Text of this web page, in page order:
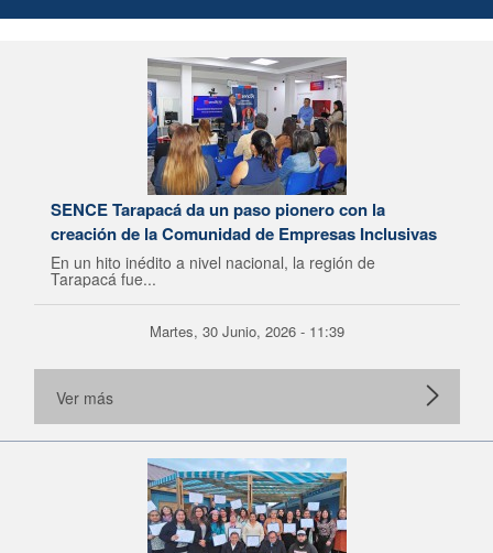
SENCE Tarapacá da un paso pionero con la
creación de la Comunidad de Empresas Inclusivas
En un hito inédito a nivel nacional, la región de
Tarapacá fue...
Martes, 30 Junio, 2026 - 11:39
Ver más